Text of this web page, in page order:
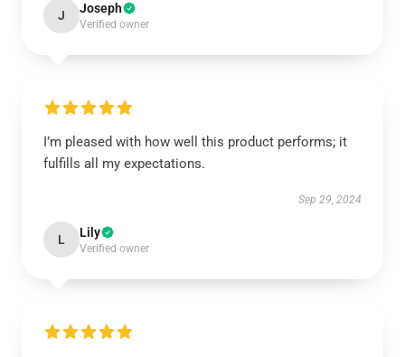
J Joseph
Verified owner
I’m pleased with how well this product performs; it
fulfills all my expectations.
Sep 29, 2024
L Lily
Verified owner